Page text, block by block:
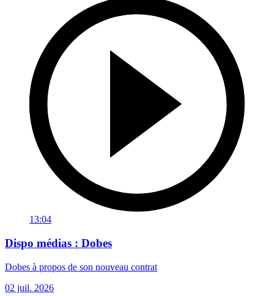
13:04
Dispo médias : Dobes
Dobes à propos de son nouveau contrat
02 juil. 2026